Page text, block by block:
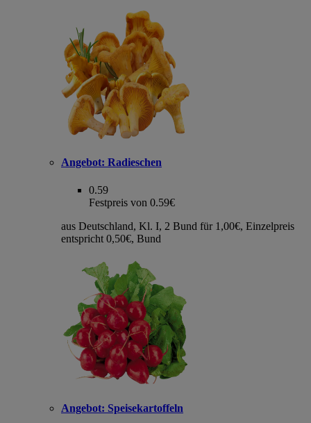
Angebot: Radieschen
0.59
Festpreis von 0.59€
aus Deutschland, Kl. I, 2 Bund für 1,00€, Einzelpreis
entspricht 0,50€, Bund
Angebot: Speisekartoffeln